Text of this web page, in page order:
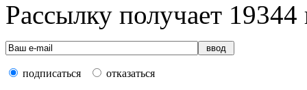
Рассылку получает 19344
подписаться отказаться